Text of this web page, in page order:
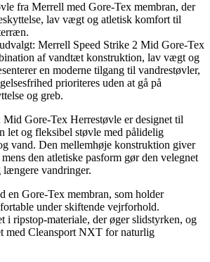
fra Merrell med Gore-Tex membran, der
lav vægt og atletisk komfort til
Merrell Speed Strike 2 Mid Gore-Tex
af vandtæt konstruktion, lav vægt og
en moderne tilgang til vandrestøvler,
prioriteres uden at gå på
og greb.
Gore-Tex Herrestøvle er designet til
let og fleksibel støvle med pålidelig
vand. Den mellemhøje konstruktion giver
den atletiske pasform gør den velegnet
længere vandringer.
en Gore-Tex membran, som holder
under skiftende vejrforhold.
i ripstop-materiale, der øger slidstyrken, og
med Cleansport NXT for naturlig